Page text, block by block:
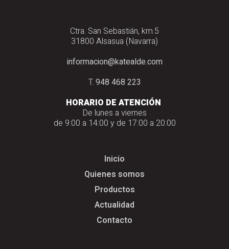
Ctra. San Sebastián, km.5
31800 Alsasua (Navarra)
informacion@katealde.com
T. 948 468 223
HORARIO DE ATENCIÓN
De lunes a viernes
de 9:00 a 14:00 y de 17:00 a 20:00
Inicio
Quienes somos
Productos
Actualidad
Contacto